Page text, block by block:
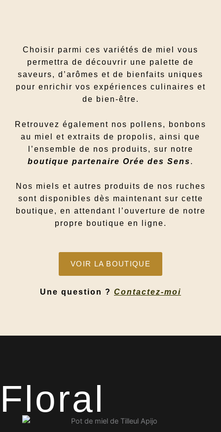
Choisir parmi ces variétés de miel vous
permettra de découvrir une palette de
saveurs, d’arômes et de bienfaits uniques
pour enrichir vos expériences culinaires et
de bien-être.
Retrouvez également nos pollens, bonbons
au miel et extraits de propolis, ainsi que
l’ensemble de nos produits, sur notre
boutique partenaire Orée des Sens.
Nos miels et autres produits de nos ruches
sont disponibles dès maintenant sur cette
boutique, en attendant l’ouverture de notre
propre boutique en ligne.
VOIR LA BOUTIQUE
Une question ? Contactez-moi
Floral